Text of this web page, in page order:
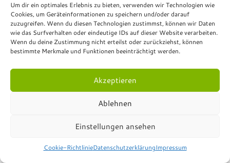
Um dir ein optimales Erlebnis zu bieten, verwenden wir Technologien wie
Cookies, um Geräteinformationen zu speichern und/oder darauf
zuzugreifen. Wenn du diesen Technologien zustimmst, können wir Daten
wie das Surfverhalten oder eindeutige IDs auf dieser Website verarbeiten.
Wenn du deine Zustimmung nicht erteilst oder zurückziehst, können
bestimmte Merkmale und Funktionen beeinträchtigt werden.
Akzeptieren
Ablehnen
Einstellungen ansehen
Cookie-RichtlinieDatenschutzerklärungImpressum
Wein(1)
Wurstprodukte(2)
Wir deklarieren die Herkunftsländer. Details siehe
PRODUKT TAGS
Eifrei Eigenanbau
Eigen Anbau